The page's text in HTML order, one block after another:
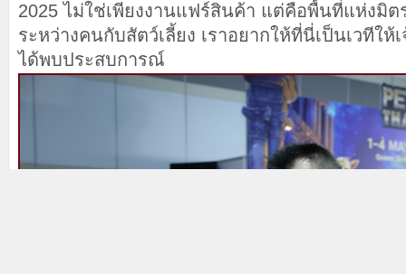
2025 ไม่ใช่เพียงงานแฟร์สินค้า แต่คือพื้นที่แห่งมิ
ระหว่างคนกับสัตว์เลี้ยง เราอยากให้ที่นี่เป็นเวทีให้
ได้พบประสบการณ์